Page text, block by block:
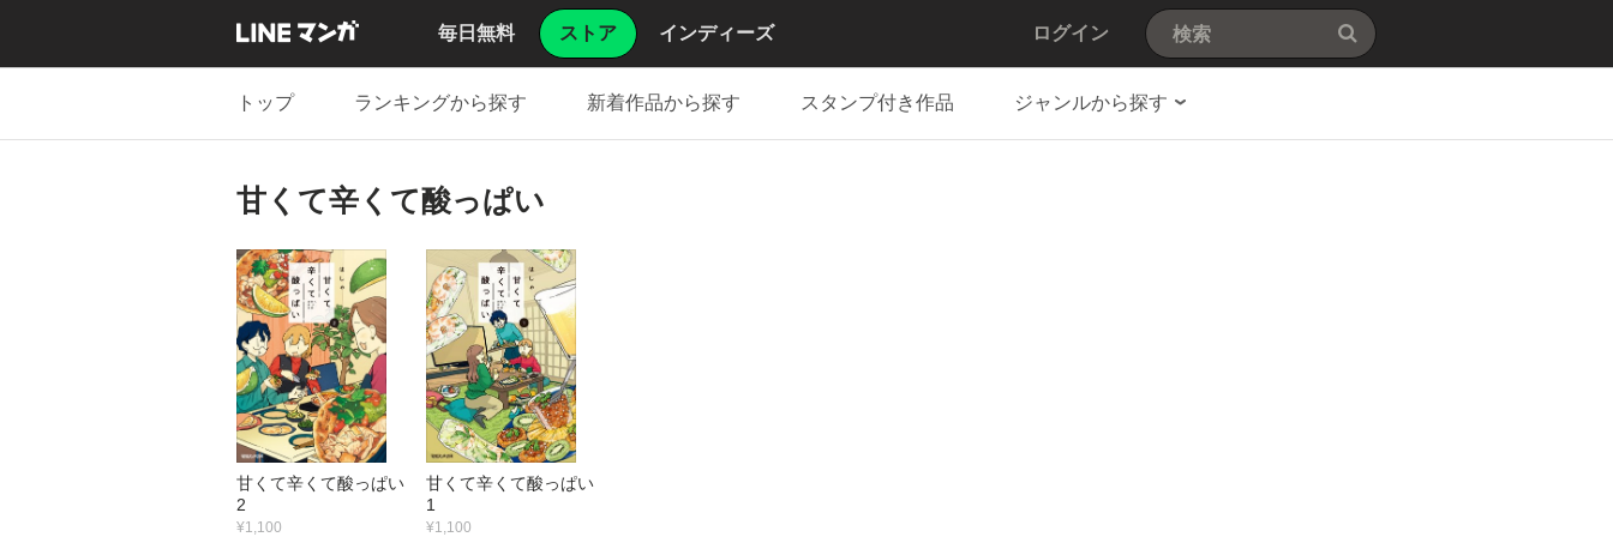
毎日無料 ストア インディーズ ログイン
トップ ランキングから探す 新着作品から探す スタンプ付き作品 ジャンルから探す
甘くて辛くて酸っぱい
甘くて辛くて酸っぱい
2
¥1,100
甘くて辛くて酸っぱい
1
¥1,100